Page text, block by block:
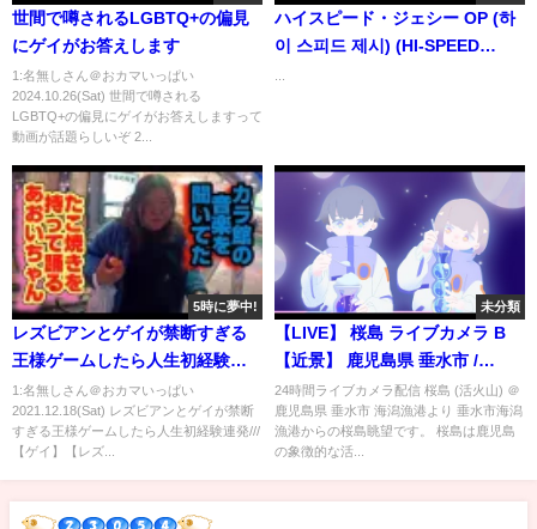
世間で噂されるLGBTQ+の偏見
にゲイがお答えします
1:名無しさん＠おカマいっぱい
2024.10.26(Sat) 世間で噂される
LGBTQ+の偏見にゲイがお答えしますって
動画が話題らしいぞ 2...
ハイスピード・ジェシー OP (하
이 스피드 제시) (HI-SPEED
5時に夢中!
レズビアンとゲイが禁断すぎる
王様ゲームしたら人生初経験連
発///【ゲイ】【レズビアン 】
1:名無しさん＠おカマいっぱい
2021.12.18(Sat) レズビアンとゲイが禁断
すぎる王様ゲームしたら人生初経験連発///
【ゲイ】【レズ...
未分類
【LIVE】 桜島 ライブカメラ B
【近景】 鹿児島県 垂水市 /
Sakurajima, an active volcano
live cam (Close-up view)
JAPAN
24時間ライブカメラ配信 桜島 (活火山) ＠
鹿児島県 垂水市 海潟漁港より 垂水市海潟
漁港からの桜島眺望です。 桜島は鹿児島
の象徴的な活...